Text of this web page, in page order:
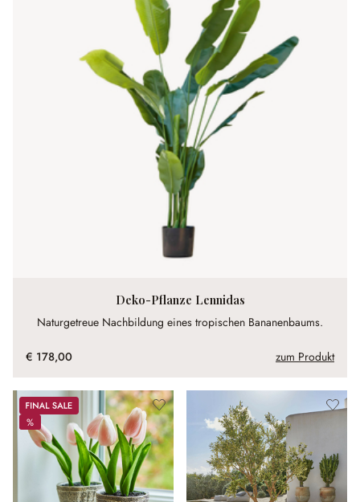
Deko-Pflanze Lennidas
Naturgetreue Nachbildung eines tropischen Bananenbaums.
€ 178,00 zum Produkt
Sale
%
%